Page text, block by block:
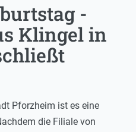
-
Klingel in
Pforzheim ist es eine
die Filiale von